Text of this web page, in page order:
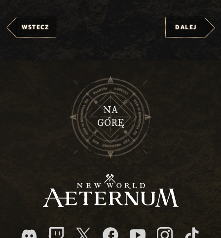
WSTECZ DALEJ
NA
GÓRĘ